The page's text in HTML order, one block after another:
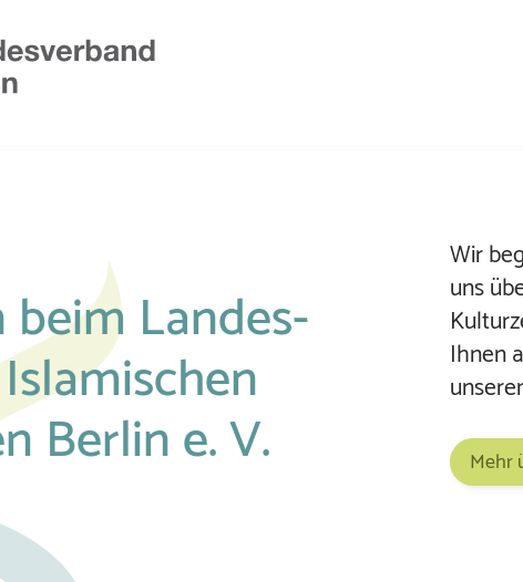
Landes­
Berlin e. V.
Wir
uns
Ihnen
Mehr